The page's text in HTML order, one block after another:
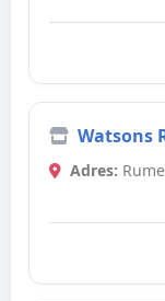
Watsons
Adres: